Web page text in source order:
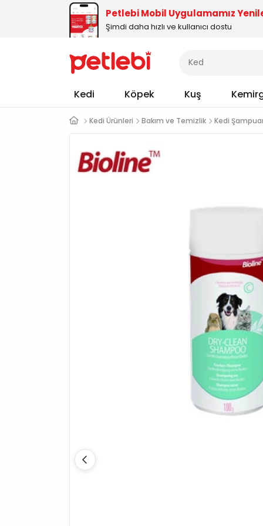
Petlebi Mobil Uygulamamız
Şimdi daha hızlı ve kullanıcı dostu
Kedi Köpek Kuş
Kedi Ürünleri Bakım ve Temizlik Kedi